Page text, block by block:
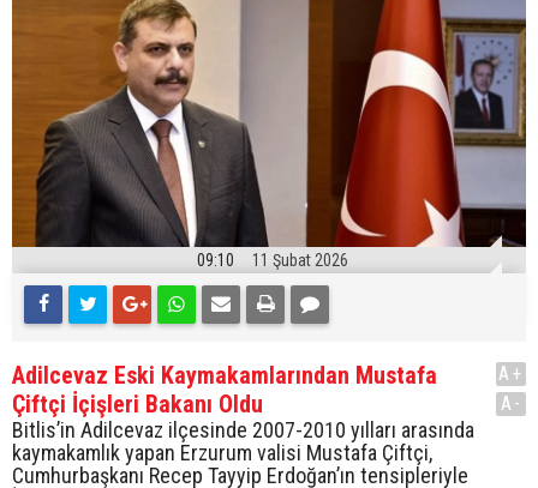
09:10 11 Şubat 2026
Adilcevaz Eski Kaymakamlarından Mustafa
Çiftçi İçişleri Bakanı Oldu
Bitlis’in Adilcevaz ilçesinde 2007-2010 yılları arasında
kaymakamlık yapan Erzurum valisi Mustafa Çiftçi,
Cumhurbaşkanı Recep Tayyip Erdoğan’ın tensipleriyle
A+
A-